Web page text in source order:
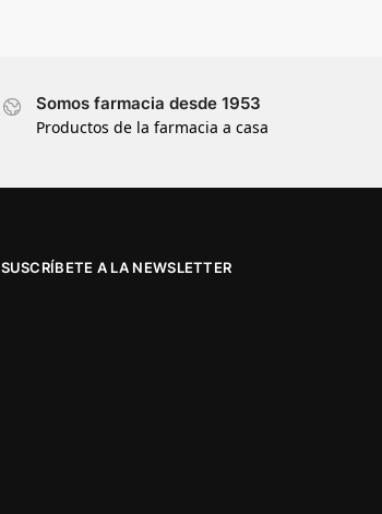
Somos farmacia desde 1953
Productos de la farmacia a casa
SUSCRÍBETE A LA NEWSLETTER